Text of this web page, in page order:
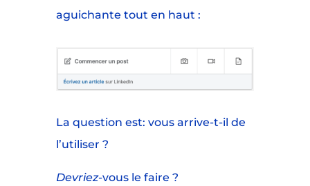
aguichante tout en haut :
La question est: vous arrive-t-il de
l’utiliser ?
Devriez-vous le faire ?